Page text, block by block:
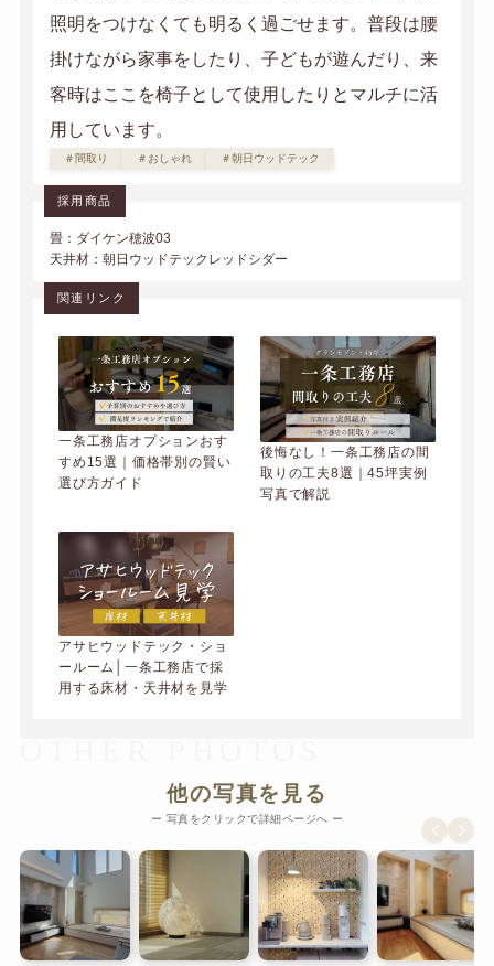
照明をつけなくても明るく過ごせます。普段は腰
掛けながら家事をしたり、子どもが遊んだり、来
客時はここを椅子として使用したりとマルチに活
用しています。
＃間取り ＃おしゃれ ＃朝日ウッドテック
採用商品
畳：ダイケン穂波03
天井材：朝日ウッドテックレッドシダー
関連リンク
一条工務店オプションおす
すめ15選｜価格帯別の賢い
選び方ガイド
後悔なし！一条工務店の間
取りの工夫8選｜45坪実例
写真で解説
アサヒウッドテック・ショ
ールーム│一条工務店で採
用する床材・天井材を見学
他の写真を見る
ー 写真をクリックで詳細ページへ ー